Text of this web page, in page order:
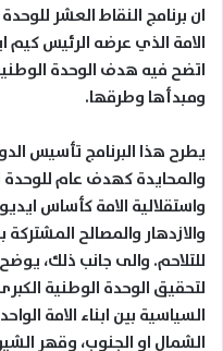
ان برنامج النقاط العشر
اتضح فيه هدف الوحدة
ومبدأها وطرقها.
يطرح هذا البرنامج تأسيس
والمحايدة كهدف عام للوحدة
واستقلالية الامة كأساس
والازدهار والمصالح
للتلاحم. والى جانب ذلك،
لتحقيق الوحدة الوطنية
السياسية بين ابناء الامة
الشمال او الجنوب، وقهر